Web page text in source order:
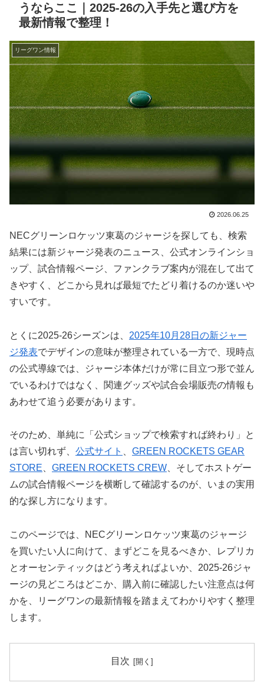
うならここ｜2025-26の入手先と選び方を
最新情報で整理！
リーグワン情報
2026.06.25
NECグリーンロケッツ東葛のジャージを探しても、検索
結果には新ジャージ発表のニュース、公式オンラインショ
ップ、試合情報ページ、ファンクラブ案内が混在して出て
きやすく、どこから見れば最短でたどり着けるのか迷いや
すいです。
とくに2025-26シーズンは、 2025年10月28日の新ジャー
ジ発表でデザインの意味が整理されている一方で、現時点
の公式導線では、ジャージ本体だけが常に目立つ形で並ん
でいるわけではなく、関連グッズや試合会場販売の情報も
あわせて追う必要があります。
そのため、単純に「公式ショップで検索すれば終わり」と
は言い切れず、 公式サイト
GREEN ROCKETS GEAR
STORE
GREEN ROCKETS CREW 、そしてホストゲー
ムの試合情報ページを横断して確認するのが、いまの実用
的な探し方になります。
このページでは、NECグリーンロケッツ東葛のジャージ
を買いたい人に向けて、まずどこを見るべきか、レプリカ
とオーセンティックはどう考えればよいか、2025-26ジャ
ージの見どころはどこか、購入前に確認したい注意点は何
かを、リーグワンの最新情報を踏まえてわかりやすく整理
します。
目次